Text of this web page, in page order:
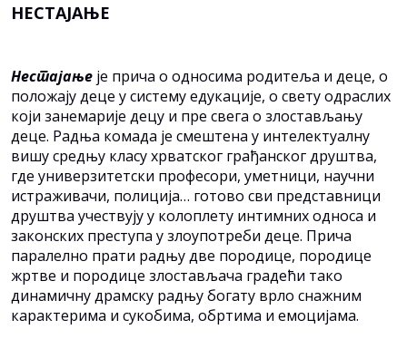
НЕСТАЈАЊЕ
Нестајање је прича о односима родитеља и деце, о
положају деце у систему едукације, о свету одраслих
који занемарије децу и пре свега о злостављању
деце. Радња комада је смештена у интелектуалну
вишу средњу класу хрватског грађанског друштва,
где универзитетски професори, уметници, научни
истраживачи, полиција… готово сви представници
друштва учествују у колоплету интимних односа и
законских преступа у злоупотреби деце. Прича
паралелно прати радњу две породице, породице
жртве и породице злостављача градећи тако
динамичну драмску радњу богату врло снажним
карактерима и сукобима, обртима и емоцијама.